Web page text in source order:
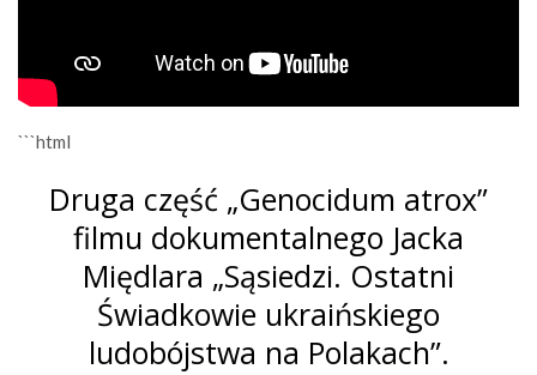
```html
Druga część „Genocidum atrox”
filmu dokumentalnego Jacka
Międlara „Sąsiedzi. Ostatni
Świadkowie ukraińskiego
ludobójstwa na Polakach”.